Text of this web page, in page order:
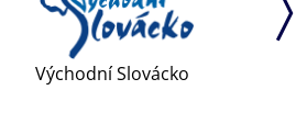
Východní Slovácko